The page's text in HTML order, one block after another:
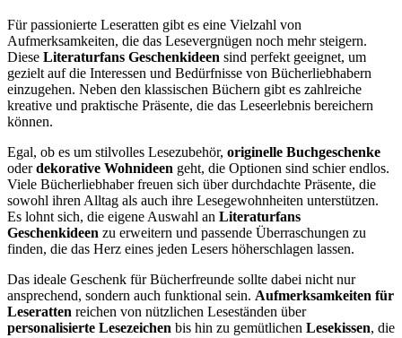
Für passionierte Leseratten gibt es eine Vielzahl von
Aufmerksamkeiten, die das Lesevergnügen noch mehr steigern.
Diese Literaturfans Geschenkideen sind perfekt geeignet, um
gezielt auf die Interessen und Bedürfnisse von Bücherliebhabern
einzugehen. Neben den klassischen Büchern gibt es zahlreiche
kreative und praktische Präsente, die das Leseerlebnis bereichern
können.
Egal, ob es um stilvolles Lesezubehör, originelle Buchgeschenke
oderdekorative Wohnideen geht, die Optionen sind schier endlos.
Viele Bücherliebhaber freuen sich über durchdachte Präsente, die
sowohl ihren Alltag als auch ihre Lesegewohnheiten unterstützen.
Es lohnt sich, die eigene Auswahl an Literaturfans
Geschenkideen zu erweitern und passende Überraschungen zu
finden, die das Herz eines jeden Lesers höherschlagen lassen.
Das ideale Geschenk für Bücherfreunde sollte dabei nicht nur
ansprechend, sondern auch funktional sein. Aufmerksamkeiten für
Leseratten reichen von nützlichen Leseständen über
personalisierte Lesezeichen bis hin zu gemütlichen Lesekissen, die